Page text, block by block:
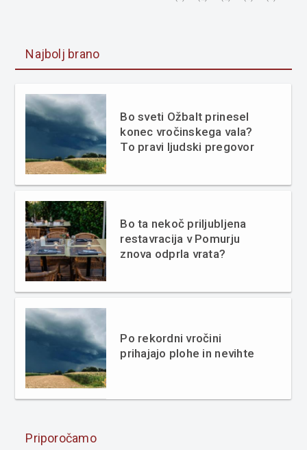
Najbolj brano
Bo sveti Ožbalt prinesel
konec vročinskega vala?
To pravi ljudski pregovor
Bo ta nekoč priljubljena
restavracija v Pomurju
znova odprla vrata?
Po rekordni vročini
prihajajo plohe in nevihte
Priporočamo